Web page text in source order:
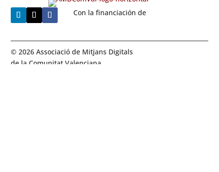
Con la financiación de
© 2026 Associació de Mitjans Digitals
de la Comunitat Valenciana